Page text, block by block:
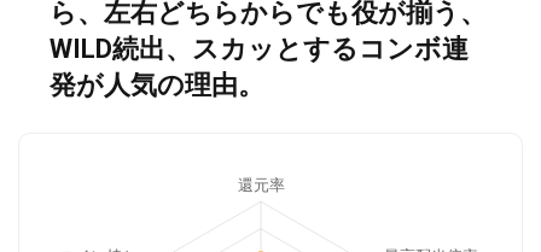
ら、左右どちらからでも役が揃う、
WILD続出、スカッとするコンボ連
発が人気の理由。